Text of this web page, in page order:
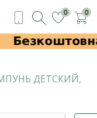
0 0
ДЕТСКИЙ,